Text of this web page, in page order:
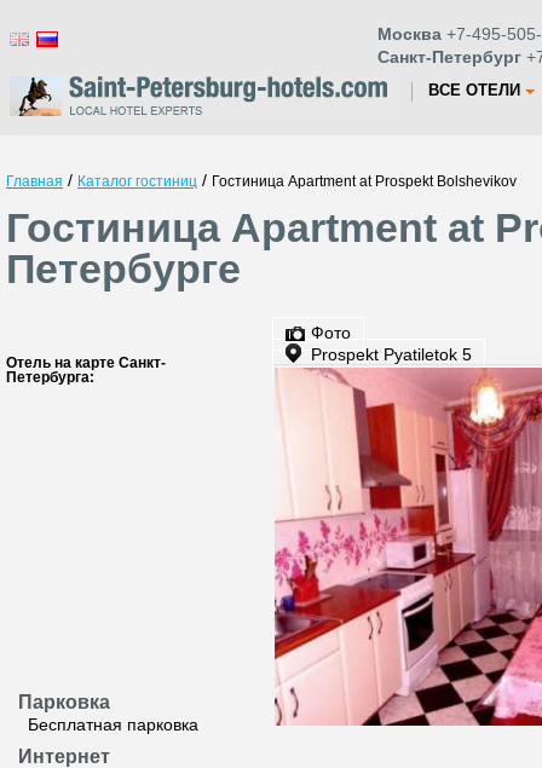
Москва +7-495-
Санкт-Петербург
ВСЕ ОТЕЛИ
Главная / Каталог гостиниц / Гостиница Apartment at Prospekt Bolshevikov
Гостиница Apartment at
Петербурге
Отель на карте Санкт-
Петербурга:
Парковка
Бесплатная парковка
Интернет
Фото
Prospekt Pyatiletok 5